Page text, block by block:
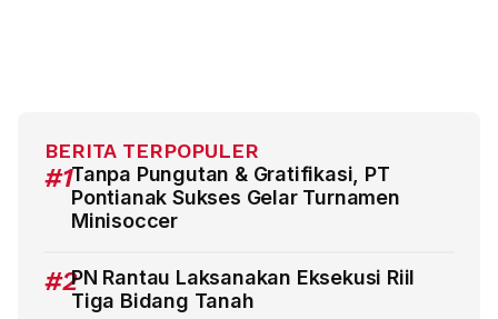
BERITA TERPOPULER
#1Tanpa Pungutan & Gratifikasi, PT
Pontianak Sukses Gelar Turnamen
Minisoccer
#2PN Rantau Laksanakan Eksekusi Riil
Tiga Bidang Tanah